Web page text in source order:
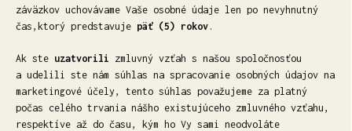
záväzkov uchovávame Vaše osobné údaje len po nevyhnutný
čas,ktorý predstavuje päť (5) rokov .
Ak ste uzatvorili zmluvný vzťah s našou spoločnosťou
a udelili ste nám súhlas na spracovanie osobných údajov na
marketingové účely, tento súhlas považujeme za platný
počas celého trvania nášho existujúceho zmluvného vzťahu,
respektíve až do času, kým ho Vy sami neodvoláte